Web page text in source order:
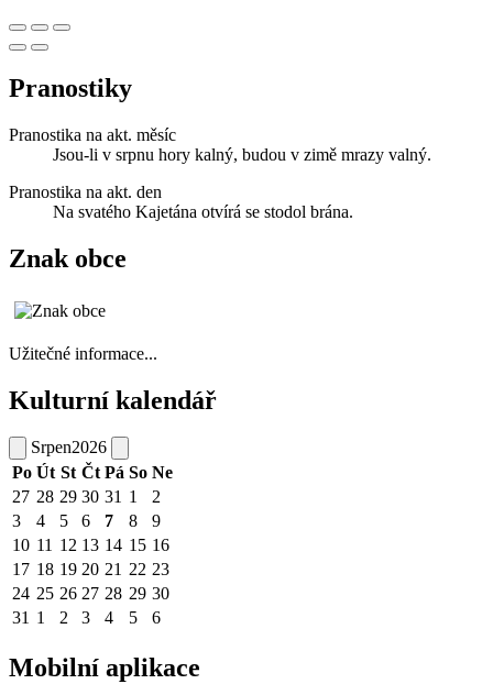
Pranostiky
Pranostika na akt. měsíc
Jsou-li v srpnu hory kalný, budou v zimě mrazy valný.
Pranostika na akt. den
Na svatého Kajetána otvírá se stodol brána.
Znak obce
Užitečné informace...
Kulturní kalendář
Srpen2026
Po Út St Čt Pá So Ne
27 28 29 30 31 1
2
3
4 5 6 7 8
9
10 11 12 13 14 15 16
17 18 19 20 21 22 23
24 25 26 27 28 29 30
31 1 2 3 4 5 6
Mobilní aplikace